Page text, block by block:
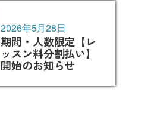
期間・人数限定【レ
ッスン料分割払い】
開始のお知らせ
2026年5月28日